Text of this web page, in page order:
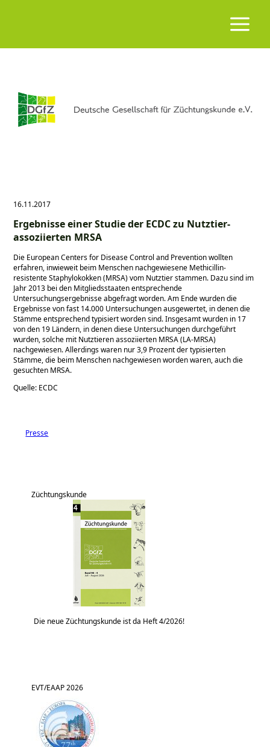
16.11.2017
Ergebnisse einer Studie der ECDC zu Nutztier-
assoziierten MRSA
Die European Centers for Disease Control and Prevention wollten
erfahren, inwieweit beim Menschen nachgewiesene Methicillin-
resistente Staphylokokken (MRSA) vom Nutztier stammen. Dazu sind im
Jahr 2013 bei den Mitgliedsstaaten entsprechende
Untersuchungsergebnisse abgefragt worden. Am Ende wurden die
Ergebnisse von fast 14.000 Untersuchungen ausgewertet, in denen die
Stämme entsprechend typisiert worden sind. Insgesamt wurden in 17
von den 19 Ländern, in denen diese Untersuchungen durchgeführt
wurden, solche mit Nutztieren assoziierten MRSA (LA-MRSA)
nachgewiesen. Allerdings waren nur 3,9 Prozent der typisierten
Stämme, die beim Menschen nachgewiesen worden waren, auch die
gesuchten MRSA.
Quelle: ECDC
Presse
Züchtungskunde
Die neue Züchtungskunde ist da Heft 4/2026!
EVT/EAAP 2026